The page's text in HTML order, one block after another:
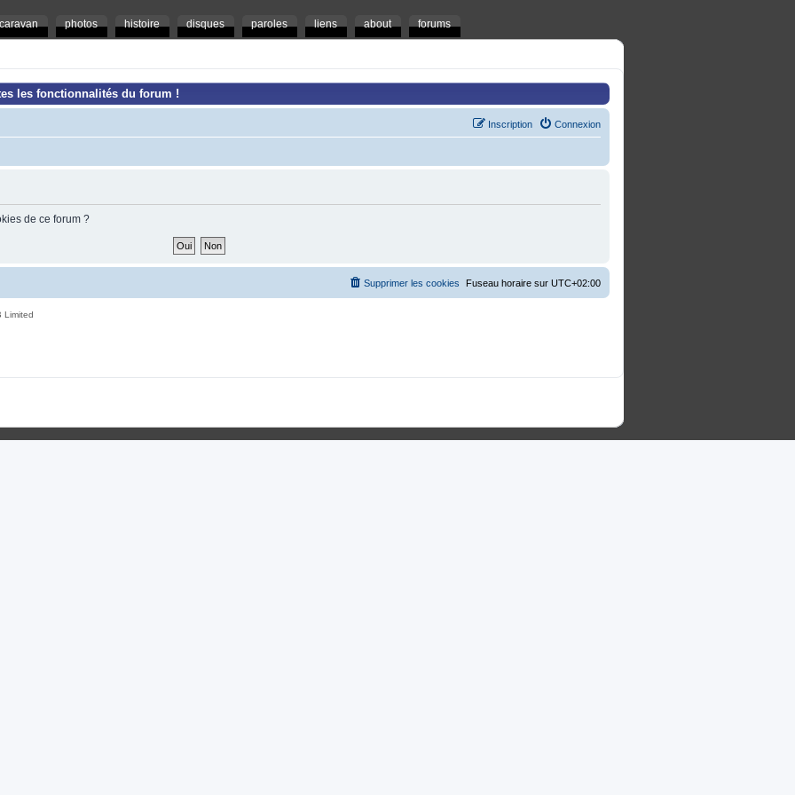
caravan photos histoire disques paroles liens about forums
les fonctionnalités du forum !
Connexion
Inscription
de ce forum ?
Fuseau horaire sur UTC+02:00
Supprimer les cookies
Limited